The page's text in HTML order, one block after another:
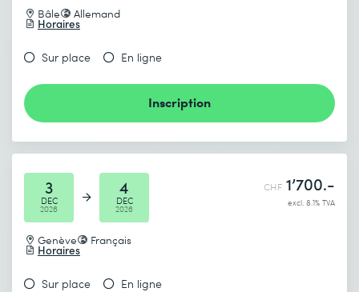
Bâle Allemand
Horaires
Sur place En ligne
Inscription
3
DEC
2026
4
DEC
2026
Genève Français
Horaires
CHF 1’700.-
excl. 8.1% TVA
Sur place En ligne